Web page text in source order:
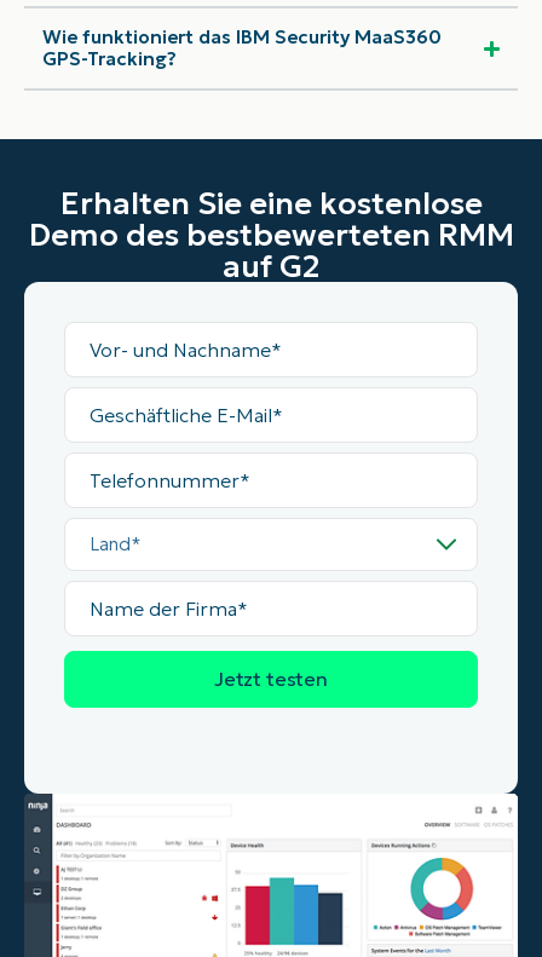
Wie funktioniert das IBM Security MaaS360
GPS-Tracking?
Erhalten Sie eine kostenlose
Demo des bestbewerteten RMM
auf G2
Vollständiger
Name
Geschäftliche
Mail
Telefonnummer
Land
Name
der
Firma